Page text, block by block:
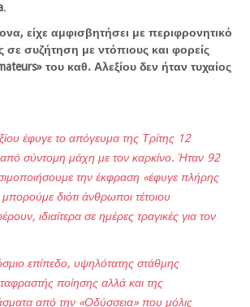
.
είχε αμφισβητήσει με περιφρονητικό
συζήτηση με ντόπιους και φορείς
του καθ. Αλεξίου δεν ήταν τυχαίος
έφυγε το απόγευμα της Τρίτης 12
από σύντομη μάχη με τον καρκίνο. Ήταν 92
την έκφραση «έφυγε πλήρης
διότι άνθρωποι τέτοιου
ιδιαίτερα σε ημέρες τραγικές για τον
επίπεδο, υψηλότατης στάθμης
ποίησης αλλά και της
από την «Οδύσσεια» που μόλις